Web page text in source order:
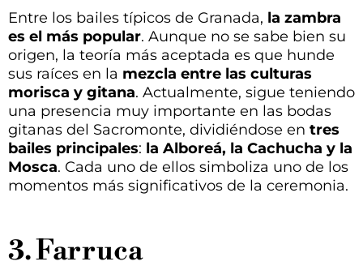
Entre los bailes típicos de Granada, la zambra
es el más popular. Aunque no se sabe bien su
origen, la teoría más aceptada es que hunde
sus raíces en la mezcla entre las culturas
morisca y gitana. Actualmente, sigue teniendo
una presencia muy importante en las bodas
gitanas del Sacromonte, dividiéndose en tres
bailes principales: la Alboreá, la Cachucha y la
Mosca. Cada uno de ellos simboliza uno de los
momentos más significativos de la ceremonia.
3. Farruca